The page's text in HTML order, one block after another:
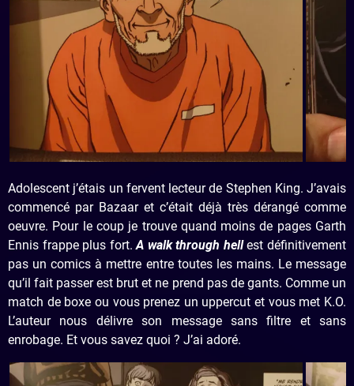
Adolescent j’étais un fervent lecteur de Stephen King. J’avais
commencé par Bazaar et c’était déjà très dérangé comme
oeuvre. Pour le coup je trouve quand moins de pages Garth
Ennis frappe plus fort.A walk through hellest définitivement
pas un comics à mettre entre toutes les mains. Le message
qu’il fait passer est brut et ne prend pas de gants. Comme un
match de boxe ou vous prenez un uppercut et vous met K.O.
L’auteur nous délivre son message sans filtre et sans
enrobage. Et vous savez quoi ? J’ai adoré.